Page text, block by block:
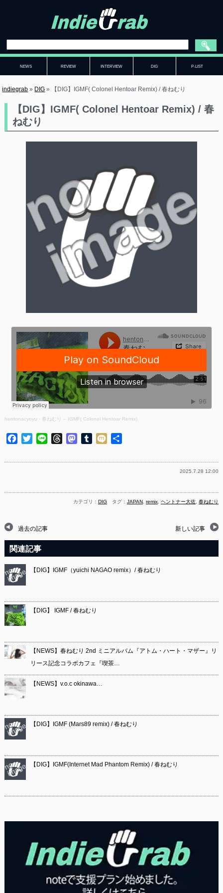
NEWS REVIEW INTERVIEW DIG P-LIST
indiegrab » DIG » 【DIG】IGMF( Colonel Hentoar Remix) / 春ねむり
【DIG】IGMF( Colonel Hentoar Remix) / 春
ねむり
hentonacyoyu · 春ねむり – IGMF( Colonel Hentoar Remix)
Facebook
TwitterLine ThreadsMastodon
Tumblr
Mixi
2025.7.28 12:00
カテゴリ：DIG タグ：JAPAN ,remix ,ヘントナー大佐 ,春ねむり
過去の記事 新しい記事
関連記事
【DIG】IGMF（yuichi NAGAO remix）/ 春ねむり
【DIG】 IGMF / 春ねむり
【NEWS】春ねむり 2nd ミニアルバム『アトム・ハート・マザー』リ
リース記念コラボカフェ『喫茶…
【NEWS】v.o.c okinawa…
【DIG】IGMF (Mars89 remix) / 春ねむり
【DIG】IGMF(Internet Mad Phantom Remix) / 春ねむり